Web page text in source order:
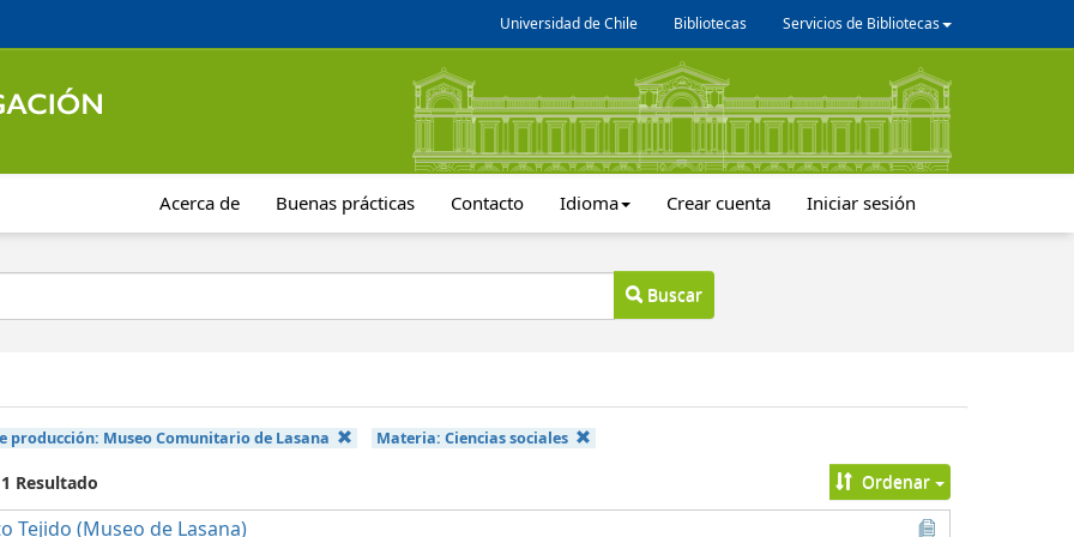
Universidad de Chile Bibliotecas Servicios de Bibliotecas
Acerca de Buenas prácticas Contacto Idioma Crear cuenta Iniciar sesión
Buscar
producción: Museo Comunitario de Lasana Materia:Ciencias sociales
Resultado Ordenar
Tejido (Museo de Lasana)